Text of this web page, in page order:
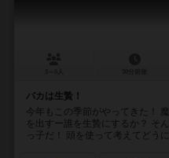
バカは生贄！
今年もこの季節がやってきた！
を出すー誰を生贄にするか？ そ
っ子だ！ 頭を使って考えてどう